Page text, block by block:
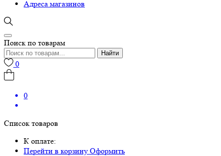
Адреса магазинов
Поиск по товарам
Найти
0
0
Список товаров
К оплате:
Перейти в корзину Оформить